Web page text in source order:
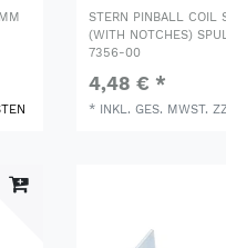
STERN PINBALL COIL
(WITH NOTCHES)
7356-00
4,48 € *
* INKL. GES. MWST.